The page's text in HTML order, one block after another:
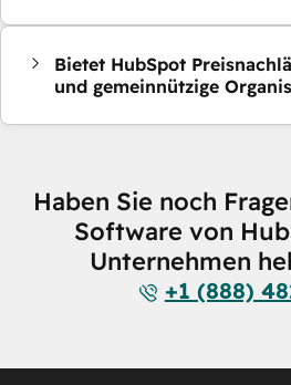
Bietet HubSpot
und gemeinnützige
Haben Sie noch
Software von
Unternehmen
+1 (888)